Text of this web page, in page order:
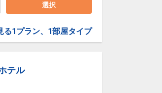
選択
る1プラン、1部屋タイプ
テル